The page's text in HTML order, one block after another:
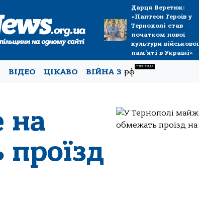
Дарця Веретюк:
«Пантеон Героїв у
Тернополі став
початком нової
культури військової
пам’яті в Україні»
ВІДЕО ЦІКАВО ВІЙНА Зрф
СПЕЦТЕМА
на